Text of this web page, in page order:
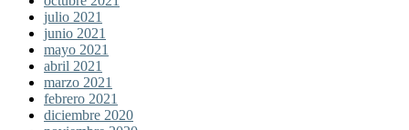
julio 2021
junio 2021
mayo 2021
abril 2021
marzo 2021
febrero 2021
diciembre 2020